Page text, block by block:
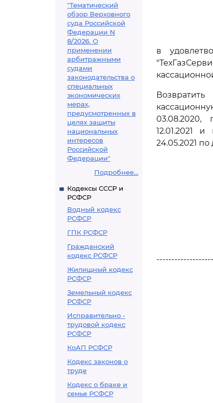
"Тематический
обзор Верховного
суда Российской
Федерации N
8/2026. О
применении
арбитражными
судами
законодательства о
специальных
экономических
мерах,
предусмотренных в
целях защиты
национальных
интересов
Российской
Федерации"
Подробнее...
Кодексы СССР и
РСФСР
Водный кодекс
РСФСР
ГПК РСФСР
Гражданский
кодекс РСФСР
Жилищный кодекс
РСФСР
Земельный кодекс
РСФСР
Исправительно -
трудовой кодекс
РСФСР
КоАП РСФСР
Кодекс законов о
труде
Кодекс о браке и
семье РСФСР
в
03.08.2020,
12.01.2021
24.05.2021